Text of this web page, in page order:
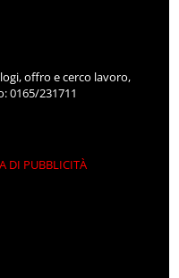
offro e cerco lavoro,
0165/231711
DI PUBBLICITÀ